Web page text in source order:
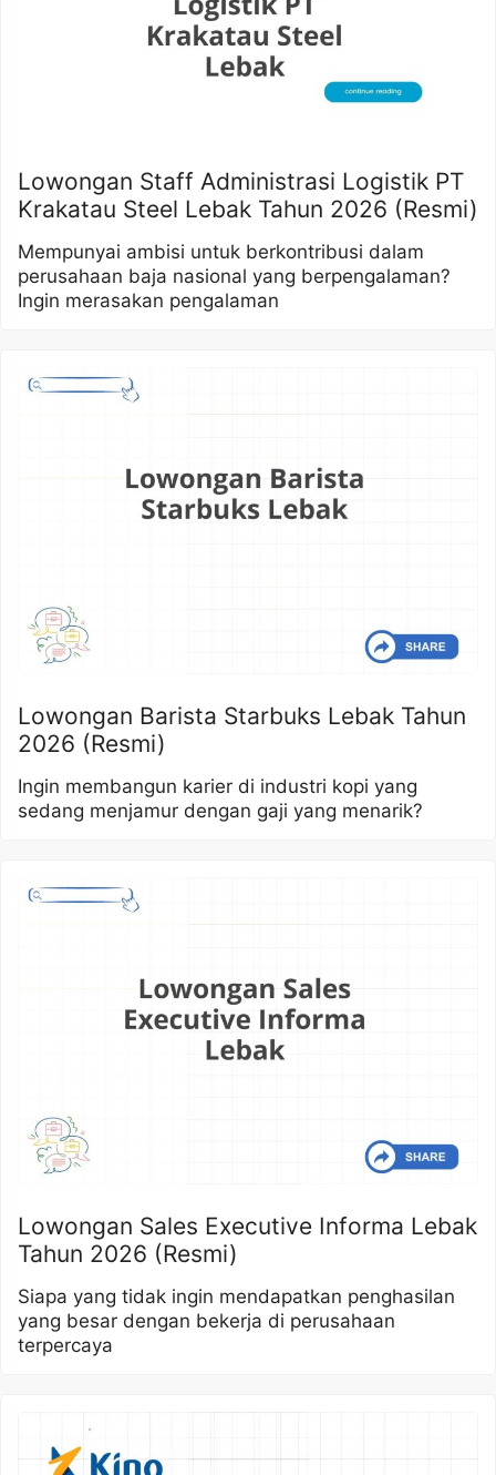
Lowongan Staff Administrasi Logistik PT
Krakatau Steel Lebak Tahun 2026 (Resmi)
Mempunyai ambisi untuk berkontribusi dalam
perusahaan baja nasional yang berpengalaman?
Ingin merasakan pengalaman
Lowongan Barista Starbuks Lebak Tahun
2026 (Resmi)
Ingin membangun karier di industri kopi yang
sedang menjamur dengan gaji yang menarik?
Lowongan Sales Executive Informa Lebak
Tahun 2026 (Resmi)
Siapa yang tidak ingin mendapatkan penghasilan
yang besar dengan bekerja di perusahaan
terpercaya